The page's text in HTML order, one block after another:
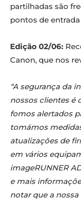
partilhadas são
pontos de
Edição 02/06:
Canon, que nos
“A segurança da
nossos clientes é
fomos alertados
tomámos
atualizações de
em vários
imageRUNNER
e mais
notar que a